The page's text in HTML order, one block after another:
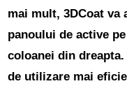
mai mult, 3DCoat va
panoului de active
coloanei din
de utilizare mai